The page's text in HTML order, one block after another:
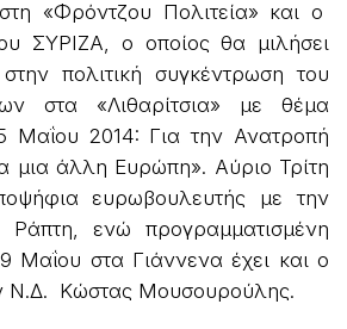
«Φρόντζου Πολιτεία» και ο
ΣΥΡΙΖΑ, ο οποίος θα μιλήσει
πολιτική συγκέντρωση του
στα «Λιθαρίτσια» με θέμα
Μαΐου 2014: Για την Ανατροπή
μια άλλη Ευρώπη». Αύριο Τρίτη
ευρωβουλευτής με την
ενώ προγραμματισμένη
Μαΐου στα Γιάννενα έχει και ο
Ν.Δ. Κώστας Μουσουρούλης.